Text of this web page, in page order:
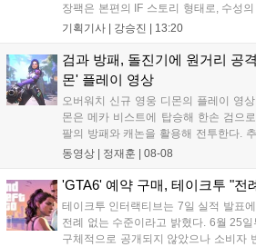
장팩은 본편의 IF 스토리 형태로, 수성
규 참전작과 크로스오버 합체기를 선보
하는 몰입감 있는 서사와 조합을 구현
새로운 가능성을 제시했다....
기획기사 | 강승진 13:20
검과 방패, 돌진기에 원거리 공
몬' 플레이 영상
오버워치 신규 영웅 디몬의 플레이 영
몬은 메카 비스트에 탑승해 한손 검으
팔의 방패와 캐논을 활용해 전투한다.
참격 형태의 궁극기를 보유했고, 메카 파
산의 영웅들 업데이트를 통해 정식 출시
동영상 | 정재훈 08-08
'GTA6' 예약 구매, 테이크투 "전
테이크투 인터랙티브는 7일 실적 발표
전례 없는 수준이라고 밝혔다. 6월 25
구체적으로 공개되지 않았으나 소비자